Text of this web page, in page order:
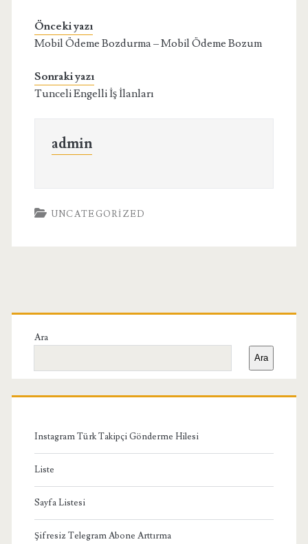
Önceki yazı
Mobil Ödeme Bozdurma – Mobil Ödeme Bozum
Sonraki yazı
Tunceli Engelli İş İlanları
admin
UNCATEGORIZED
Birincil
Yan
Menü
Ara
Ara
Instagram Türk Takipçi Gönderme Hilesi
Liste
Sayfa Listesi
Şifresiz Telegram Abone Arttırma